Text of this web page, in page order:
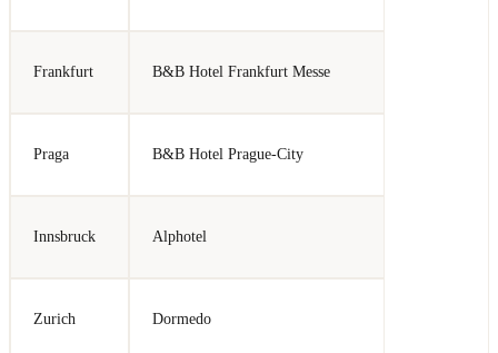
Frankfurt B&B Hotel Frankfurt Messe
Praga B&B Hotel Prague-City
Innsbruck Alphotel
Zurich Dormedo